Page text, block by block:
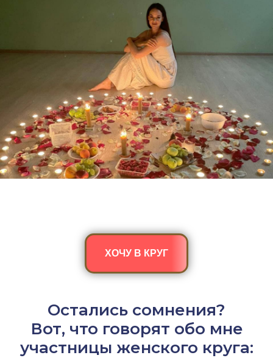
ХОЧУ В КРУГ
Остались сомнения?
Вот, что говорят обо мне
участницы женского круга: